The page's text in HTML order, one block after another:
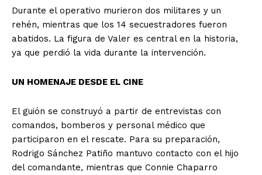
Durante el operativo murieron dos militares y un
rehén, mientras que los 14 secuestradores fueron
abatidos. La figura de Valer es central en la historia,
ya que perdió la vida durante la intervención.
UN HOMENAJE DESDE EL CINE
El guión se construyó a partir de entrevistas con
comandos, bomberos y personal médico que
participaron en el rescate. Para su preparación,
Rodrigo Sánchez Patiño mantuvo contacto con el hijo
del comandante, mientras que Connie Chaparro